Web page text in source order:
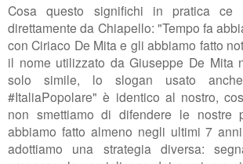
Cosa questo significhi in pratica ce
direttamente da Chiapello: "Tempo fa
con Ciriaco De Mita e gli abbiamo fatto
il nome utilizzato da Giuseppe De Mita
solo simile, lo slogan usato
#ItaliaPopolare" è identico al nostro,
non smettiamo di difendere le nostre
abbiamo fatto almeno negli ultimi 7
adottiamo una strategia diversa: